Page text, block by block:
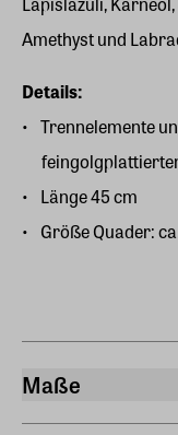
Amethyst und
Details:
Trennelemente
Länge 45 cm
Größe Quader:
Maße